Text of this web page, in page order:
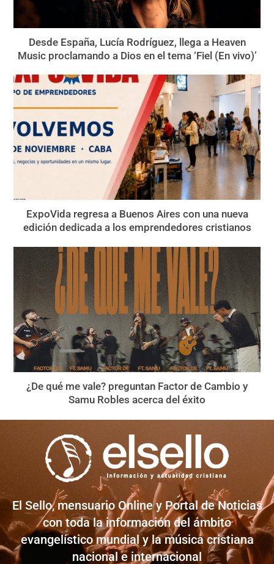
Desde España, Lucía Rodríguez, llega a Heaven
Music proclamando a Dios en el tema ‘Fiel (En vivo)’
ExpoVida regresa a Buenos Aires con una nueva
edición dedicada a los emprendedores cristianos
¿De qué me vale? preguntan Factor de Cambio y
Samu Robles acerca del éxito
El Sello, mensuario Online y Portal de Noticias
con toda la información del ámbito
evangelístico mundial y la música cristiana
nacional e internacional